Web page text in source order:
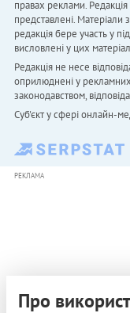
правах реклами.
представлені.
редакція бере участь у
висловлені у цих
Редакція не несе
оприлюднені у рекламних
законодавством,
Cуб'єкт у сфері онлайн-
РЕКЛАМА
Про